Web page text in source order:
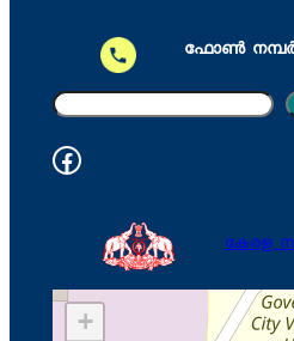
ഫോൺ
തി
യു
ഫേസ്ബുക് കിലെ
കേരള
+